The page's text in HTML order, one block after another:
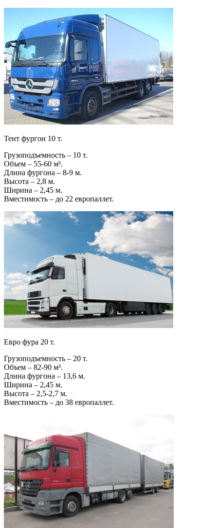
Тент фургон 10 т.
Грузоподъемность – 10 т.
Объем – 55-60 м³.
Длина фургона – 8-9 м.
Высота – 2,8 м.
Ширина – 2,45 м.
Вместимость – до 22 европаллет.
Евро фура 20 т.
Грузоподъемность – 20 т.
Объем – 82-90 м³.
Длина фургона – 13,6 м.
Ширина – 2,45 м.
Высота – 2,5-2,7 м.
Вместимость – до 38 европаллет.